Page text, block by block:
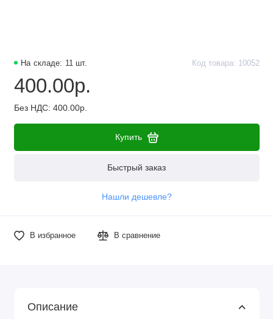
На складе: 11 шт. Код товара: 10052
400.00р.
Без НДС: 400.00р.
Купить
Быстрый заказ
Нашли дешевле?
В избранное В сравнение
Описание